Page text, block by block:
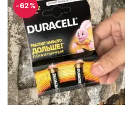
-62%